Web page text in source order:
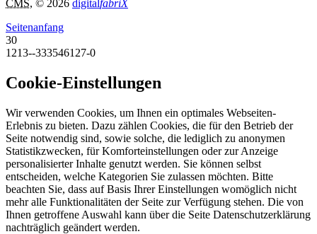
CMS, © 2026 digital fabriX
Seitenanfang
30
1213--333546127-0
Cookie-Einstellungen
Wir verwenden Cookies, um Ihnen ein optimales Webseiten-
Erlebnis zu bieten. Dazu zählen Cookies, die für den Betrieb der
Seite notwendig sind, sowie solche, die lediglich zu anonymen
Statistikzwecken, für Komforteinstellungen oder zur Anzeige
personalisierter Inhalte genutzt werden. Sie können selbst
entscheiden, welche Kategorien Sie zulassen möchten. Bitte
beachten Sie, dass auf Basis Ihrer Einstellungen womöglich nicht
mehr alle Funktionalitäten der Seite zur Verfügung stehen. Die von
Ihnen getroffene Auswahl kann über die Seite Datenschutzerklärung
nachträglich geändert werden.